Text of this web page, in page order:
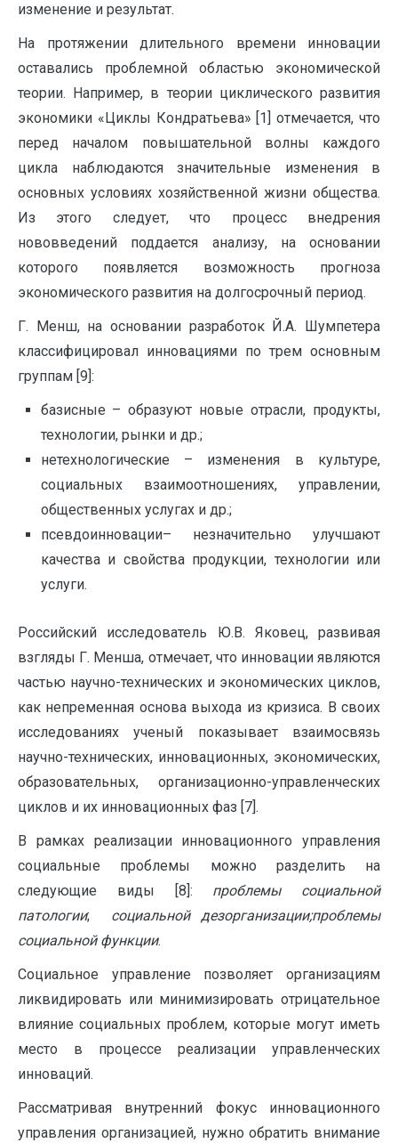
изменение и результат.
На протяжении длительного времени инновации
оставались проблемной областью экономической
теории. Например, в теории циклического развития
экономики «Циклы Кондратьева» [1] отмечается, что
перед началом повышательной волны каждого
цикла наблюдаются значительные изменения в
основных условиях хозяйственной жизни общества.
Из этого следует, что процесс внедрения
нововведений поддается анализу, на основании
которого появляется возможность прогноза
экономического развития на долгосрочный период.
Г. Менш, на основании разработок Й.А. Шумпетера
классифицировал инновациями по трем основным
группам [9]:
базисные – образуют новые отрасли, продукты,
технологии, рынки и др.;
нетехнологические – изменения в культуре,
социальных взаимоотношениях, управлении,
общественных услугах и др.;
псевдоинновации– незначительно улучшают
качества и свойства продукции, технологии или
услуги.
Российский исследователь Ю.В. Яковец, развивая
взгляды Г. Менша, отмечает, что инновации являются
частью научно-технических и экономических циклов,
как непременная основа выхода из кризиса. В своих
исследованиях ученый показывает взаимосвязь
научно-технических, инновационных, экономических,
образовательных, организационно-управленческих
циклов и их инновационных фаз [7].
В рамках реализации инновационного управления
социальные проблемы можно разделить на
следующие виды [8]: проблемы социальной
патологии; социальной дезорганизации;проблемы
социальной функции.
Социальное управление позволяет организациям
ликвидировать или минимизировать отрицательное
влияние социальных проблем, которые могут иметь
место в процессе реализации управленческих
инноваций.
Рассматривая внутренний фокус инновационного
управления организацией, нужно обратить внимание